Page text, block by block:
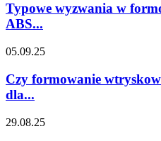
Typowe wyzwania w
ABS...
05.09.25
Czy formowanie
dla...
29.08.25